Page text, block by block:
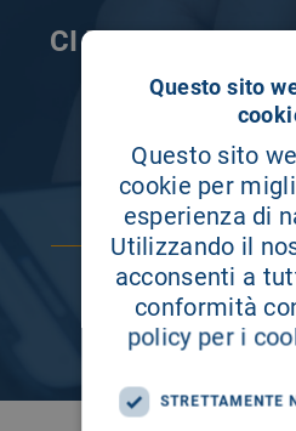
CI PRENDIAMO
ISCRIVITI AI NOSTRI
SEMPRE
Questo sito
Questo sito
cookie per
esperienza di
Utilizzando il
acconsenti a
conformità
policy per i
STRETTAMENTE